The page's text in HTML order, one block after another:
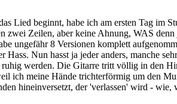
Lied beginnt, habe ich am ersten Tag im
zwei Zeilen, aber keine Ahnung, WAS
ungefähr 8 Versionen komplett
Nun hasst ja jeder anders, manche
werden. Die Gitarre tritt völlig in den
ich meine Hände trichterförmig um den
hineinversetzt, der 'verlassen' wird - wie,